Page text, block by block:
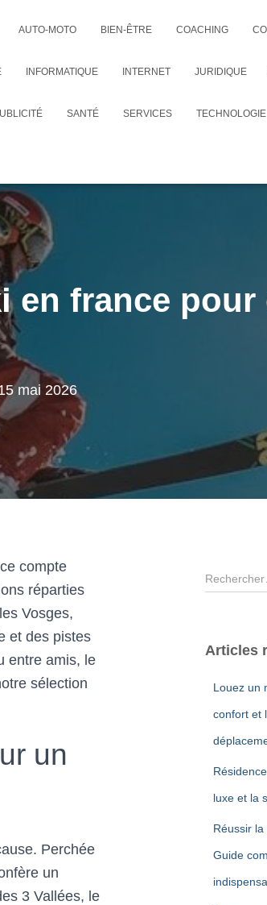
AUTO-MOTO BIEN-ÊTRE COACHING
INFORMATIQUE INTERNET JURIDIQUE
SANTÉ SERVICES TECHNOLOGIE
en france pour
mai 2026
compte
réparties
Vosges,
et des pistes
entre amis, le
sélection
un
Perchée
un
3 Vallées, le
R
e
e
Articles
Louez un
confort et
luxe et la
Réussir
Guide